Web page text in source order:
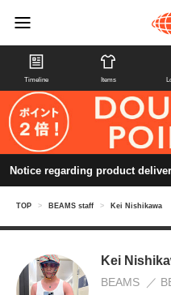
Timeline Items
Notice regarding product
TOP > BEAMS staff > Kei Nishikawa
Kei
BEAMS